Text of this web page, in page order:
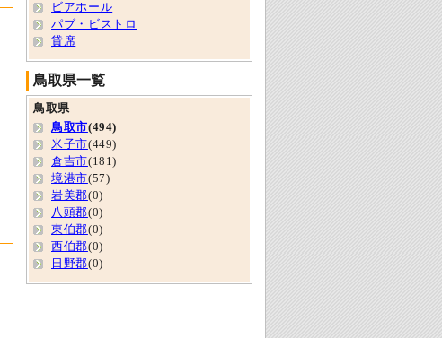
ビアホール
パブ・ビストロ
貸席
鳥取県一覧
鳥取県
鳥取市(494)
米子市(449)
倉吉市(181)
境港市(57)
岩美郡(0)
八頭郡(0)
東伯郡(0)
西伯郡(0)
日野郡(0)